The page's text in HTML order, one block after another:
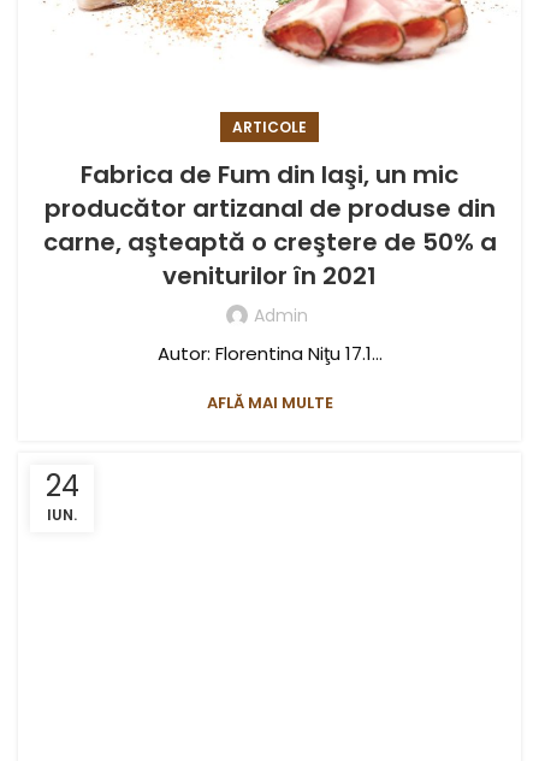
ARTICOLE
Fabrica de Fum din Iaşi, un mic
producător artizanal de produse din
carne, aşteaptă o creştere de 50% a
veniturilor în 2021
Admin
Autor: Florentina Niţu 17.1...
AFLĂ MAI MULTE
24
IUN.